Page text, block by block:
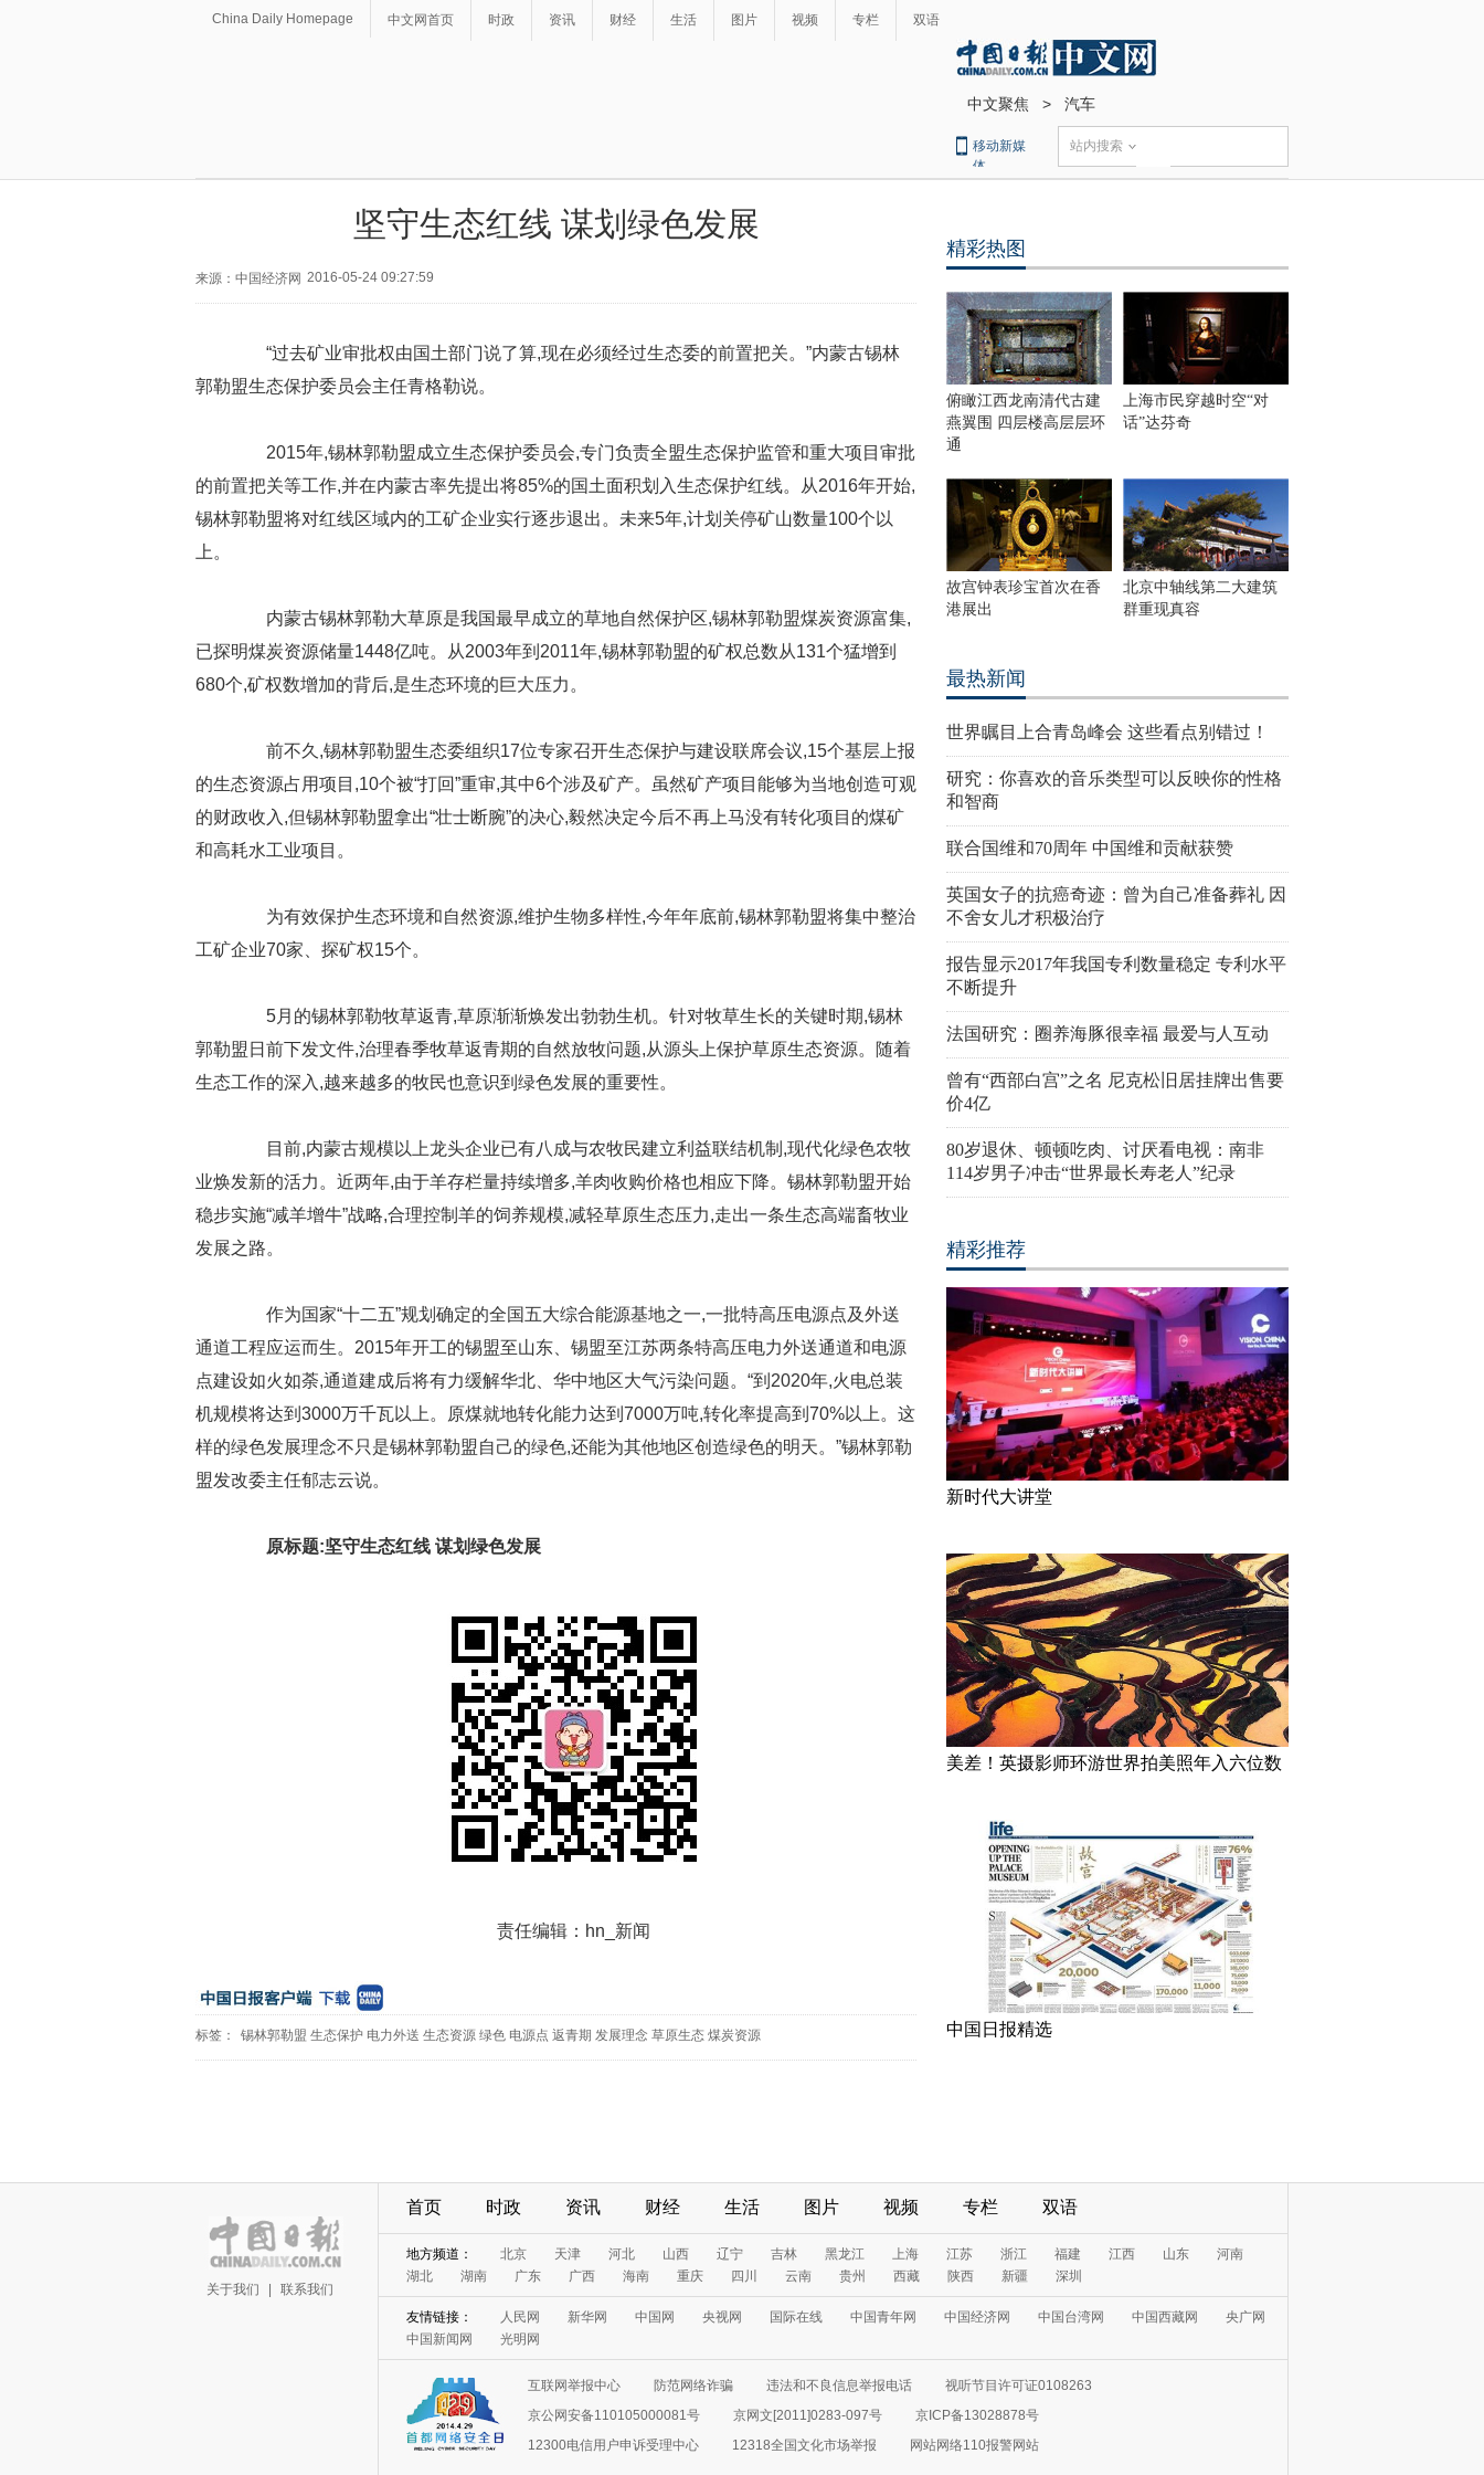
China Daily Homepage 中文网首页 时政 资讯 财经 生活 图片 视频 专栏 双语
中文聚焦 > 汽车
移动新媒
体
站内搜索
坚守生态红线 谋划绿色发展
来源：中国经济网 2016-05-24 09:27:59
“过去矿业审批权由国土部门说了算,现在必须经过生态委的前置把关。”内蒙古锡林
郭勒盟生态保护委员会主任青格勒说。
2015年,锡林郭勒盟成立生态保护委员会,专门负责全盟生态保护监管和重大项目审批
的前置把关等工作,并在内蒙古率先提出将85%的国土面积划入生态保护红线。从2016年开始,
锡林郭勒盟将对红线区域内的工矿企业实行逐步退出。未来5年,计划关停矿山数量100个以
上。
内蒙古锡林郭勒大草原是我国最早成立的草地自然保护区,锡林郭勒盟煤炭资源富集,
已探明煤炭资源储量1448亿吨。从2003年到2011年,锡林郭勒盟的矿权总数从131个猛增到
680个,矿权数增加的背后,是生态环境的巨大压力。
前不久,锡林郭勒盟生态委组织17位专家召开生态保护与建设联席会议,15个基层上报
的生态资源占用项目,10个被“打回”重审,其中6个涉及矿产。虽然矿产项目能够为当地创造可观
的财政收入,但锡林郭勒盟拿出“壮士断腕”的决心,毅然决定今后不再上马没有转化项目的煤矿
和高耗水工业项目。
为有效保护生态环境和自然资源,维护生物多样性,今年年底前,锡林郭勒盟将集中整治
工矿企业70家、探矿权15个。
5月的锡林郭勒牧草返青,草原渐渐焕发出勃勃生机。针对牧草生长的关键时期,锡林
郭勒盟日前下发文件,治理春季牧草返青期的自然放牧问题,从源头上保护草原生态资源。随着
生态工作的深入,越来越多的牧民也意识到绿色发展的重要性。
目前,内蒙古规模以上龙头企业已有八成与农牧民建立利益联结机制,现代化绿色农牧
业焕发新的活力。近两年,由于羊存栏量持续增多,羊肉收购价格也相应下降。锡林郭勒盟开始
稳步实施“减羊增牛”战略,合理控制羊的饲养规模,减轻草原生态压力,走出一条生态高端畜牧业
发展之路。
作为国家“十二五”规划确定的全国五大综合能源基地之一,一批特高压电源点及外送
通道工程应运而生。2015年开工的锡盟至山东、锡盟至江苏两条特高压电力外送通道和电源
点建设如火如荼,通道建成后将有力缓解华北、华中地区大气污染问题。“到2020年,火电总装
机规模将达到3000万千瓦以上。原煤就地转化能力达到7000万吨,转化率提高到70%以上。这
样的绿色发展理念不只是锡林郭勒盟自己的绿色,还能为其他地区创造绿色的明天。”锡林郭勒
盟发改委主任郁志云说。
原标题:坚守生态红线 谋划绿色发展
责任编辑：hn_新闻
标签： 锡林郭勒盟 生态保护 电力外送 生态资源 绿色 电源点 返青期 发展理念 草原生态 煤炭资源
精彩热图
俯瞰江西龙南清代古建
燕翼围 四层楼高层层环
通
上海市民穿越时空“对
话”达芬奇
故宫钟表珍宝首次在香
港展出
北京中轴线第二大建筑
群重现真容
最热新闻
世界瞩目上合青岛峰会 这些看点别错过！
研究：你喜欢的音乐类型可以反映你的性格
和智商
联合国维和70周年 中国维和贡献获赞
英国女子的抗癌奇迹：曾为自己准备葬礼 因
不舍女儿才积极治疗
报告显示2017年我国专利数量稳定 专利水平
不断提升
法国研究：圈养海豚很幸福 最爱与人互动
曾有“西部白宫”之名 尼克松旧居挂牌出售要
价4亿
80岁退休、顿顿吃肉、讨厌看电视：南非
114岁男子冲击“世界最长寿老人”纪录
精彩推荐
新时代大讲堂
美差！英摄影师环游世界拍美照年入六位数
中国日报精选
关于我们 联系我们
首页 时政 资讯 财经 生活 图片 视频 专栏 双语
地方频道： 北京 天津 河北 山西 辽宁 吉林 黑龙江 上海 江苏 浙江 福建 江西 山东
河南
湖北
湖南 广东 广西 海南 重庆 四川 云南 贵州 西藏 陕西 新疆 深圳
友情链接： 人民网 新华网 中国网 央视网 国际在线 中国青年网 中国经济网 中国台湾网 中国西藏网
央广网
中国新闻网
光明网
互联网举报中心 防范网络诈骗 违法和不良信息举报电话
视听节目许可证0108263
京公网安备110105000081号
京网文[2011]0283-097号
京ICP备13028878号
12300电信用户申诉受理中心
12318全国文化市场举报 网站网络110报警网站